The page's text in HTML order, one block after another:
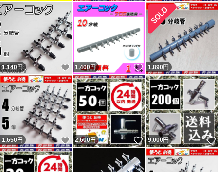
トは良い取引が出来ました）をする人が多くて出品者から
不評だった為、『どちらでもない』の評価は2022年7月に
廃止されました。
落札後に即発送、翌日発送を要求してくる人が結構います
が事前に質問欄から確認するか他で購入してください。
主に支払手続から1～2、2～3日で発送と設定して出品
し、その通り発送しています。 翌日発送とならない場合
もあります。 勝手な要求通り発送しなかったから「気分
悪い」「誠実ではない」と悪い・どちらでもない 評価し
てきた異常者達がいたので記載しておきます。
1,140円 いいね！
1,400円 いいね！
1,890円
1,650円 いいね！
2,600円 いいね！
9,000円